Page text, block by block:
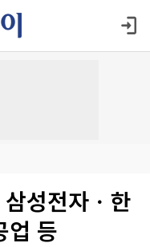
성전자ㆍ한
업 등